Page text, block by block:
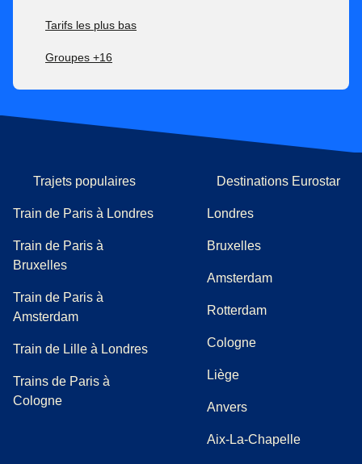
Tarifs les plus bas
Groupes +16
Trajets populaires
Train de Paris à Londres
Train de Paris à
Bruxelles
Train de Paris à
Amsterdam
Train de Lille à Londres
Trains de Paris à
Cologne
Destinations Eurostar
Londres
Bruxelles
Amsterdam
Rotterdam
Cologne
Liège
Anvers
Aix-La-Chapelle